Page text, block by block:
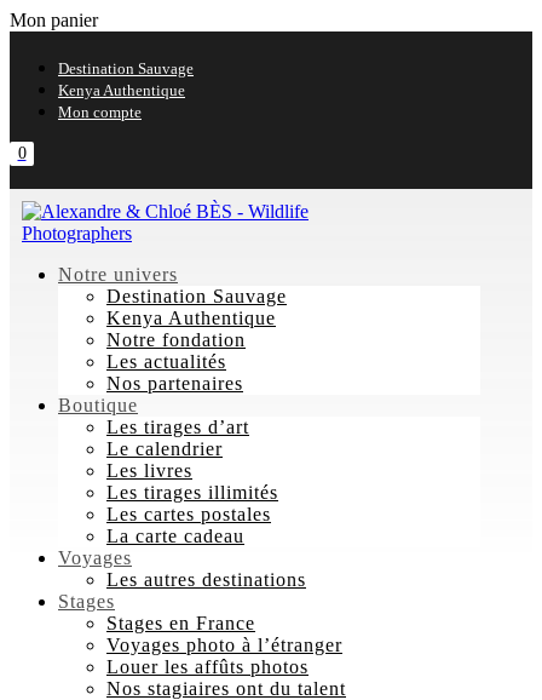
Mon panier
Destination Sauvage
Kenya Authentique
Mon compte
0
Notre univers
Destination Sauvage
Kenya Authentique
Notre fondation
Les actualités
Nos partenaires
Boutique
Les tirages d’art
Le calendrier
Les livres
Les tirages illimités
Les cartes postales
La carte cadeau
Voyages
Les autres destinations
Stages
Stages en France
Voyages photo à l’étranger
Louer les affûts photos
Nos stagiaires ont du talent